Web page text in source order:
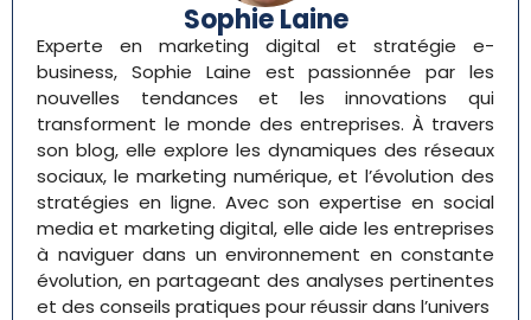
Sophie Laine
Experte en marketing digital et stratégie e-
business, Sophie Laine est passionnée par les
nouvelles tendances et les innovations qui
transforment le monde des entreprises. À travers
son blog, elle explore les dynamiques des réseaux
sociaux, le marketing numérique, et l’évolution des
stratégies en ligne. Avec son expertise en social
media et marketing digital, elle aide les entreprises
à naviguer dans un environnement en constante
évolution, en partageant des analyses pertinentes
et des conseils pratiques pour réussir dans l’univers